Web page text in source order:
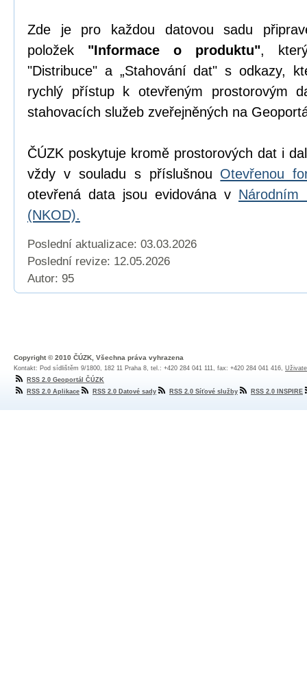
Zde je pro každou datovou sadu
položek "Informace o produktu",
"Distribuce" a „Stahování dat" s odkazy,
rychlý přístup k otevřeným prostorovým
stahovacích služeb zveřejněných na
ČÚZK poskytuje kromě prostorových dat i
vždy v souladu s příslušnou Otevřenou
otevřená data jsou evidována v Národním
(NKOD).
Poslední aktualizace: 03.03.2026
Poslední revize: 12.05.2026
Autor: 95
Copyright © 2010 ČÚZK, Všechna práva vyhrazena
Kontakt: Pod sídlištěm 9/1800, 182 11 Praha 8, tel.: +420 284 041 111, fax: +420 284 041 416,
RSS 2.0 Geoportál ČÚZK
RSS 2.0 Aplikace
RSS 2.0 Datové sady RSS 2.0 Síťové služby RSS 2.0 INSPIRE